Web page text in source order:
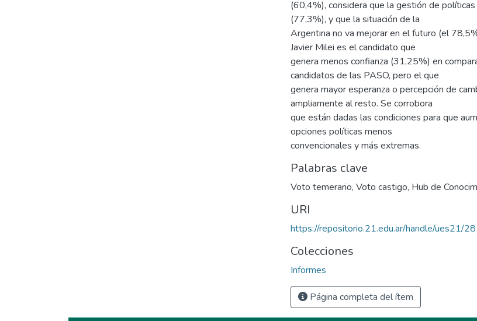
(60,4%), considera que la gestión de
(77,3%), y que la situación de la
Argentina no va mejorar en el futuro (el
Javier Milei es el candidato que
genera menos confianza (31,25%) en
candidatos de las PASO, pero el que
genera mayor esperanza o percepción de
ampliamente al resto. Se corrobora
que están dadas las condiciones para que
opciones políticas menos
convencionales y más extremas.
Palabras clave
Voto temerario, Voto castigo, Hub de
URI
https://repositorio.21.edu.ar/handle/ues21/
Colecciones
Informes
Página completa del ítem